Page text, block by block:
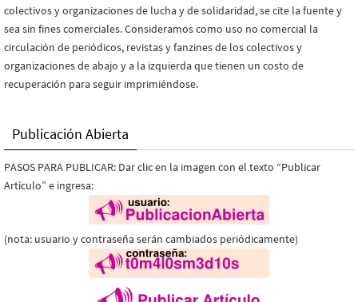
colectivos y organizaciones de lucha y de solidaridad, se cite la fuente y
sea sin fines comerciales. Consideramos como uso no comercial la
circulación de periódicos, revistas y fanzines de los colectivos y
organizaciones de abajo y a la izquierda que tienen un costo de
recuperación para seguir imprimiéndose.
Publicación Abierta
PASOS PARA PUBLICAR: Dar clic en la imagen con el texto “Publicar
Artículo” e ingresa:
(nota: usuario y contraseña serán cambiados periódicamente)